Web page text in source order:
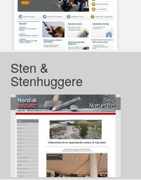
Sten &
Stenhuggere